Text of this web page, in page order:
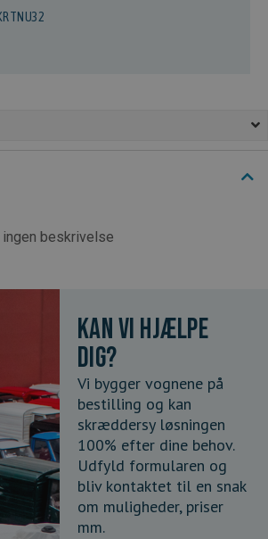
beskrivelse
Kan vi hjælpe
dig?
Vi bygger vognene på
bestilling og kan
skræddersy løsningen
100% efter dine behov.
Udfyld formularen og
bliv kontaktet til en snak
om muligheder, priser
mm.